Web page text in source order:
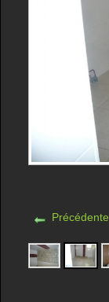
Précédente